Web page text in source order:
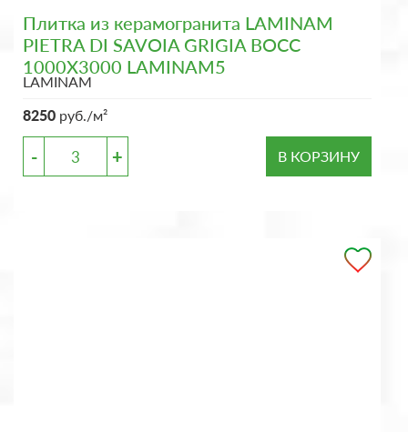
Плитка из керамогранита LAMINAM
PIETRA DI SAVOIA GRIGIA BOCC
1000X3000 LAMINAM5
LAMINAM
8250 руб./м²
- + В КОРЗИНУ